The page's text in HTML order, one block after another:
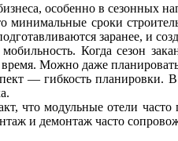
особенно в сезонных
сроки
заранее, и
Когда сезон
Можно даже
— гибкость планировки.
что модульные отели
и демонтаж часто